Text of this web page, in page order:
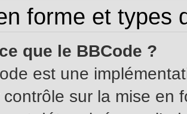
forme et types
que le BBCode ?
est une
sur la mise en